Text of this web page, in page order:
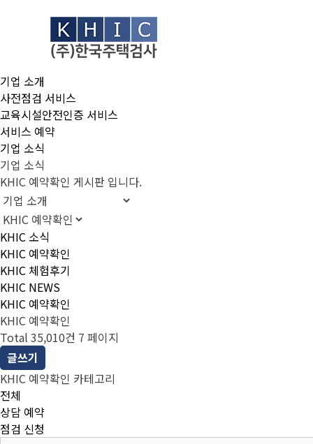
기업 소개
사전점검 서비스
교육시설안전인증 서비스
서비스 예약
기업 소식
기업 소식
KHIC 예약확인 게시판 입니다.
KHIC 소식
KHIC 예약확인
KHIC 체험후기
KHIC NEWS
KHIC 예약확인
KHIC 예약확인
Total 35,010건 7 페이지
글쓰기
KHIC 예약확인 카테고리
전체
상담 예약
점검 신청